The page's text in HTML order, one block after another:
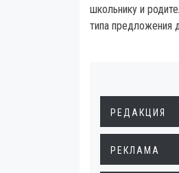
школьнику и
типа предложения
РЕДАКЦИЯ
РЕКЛАМА